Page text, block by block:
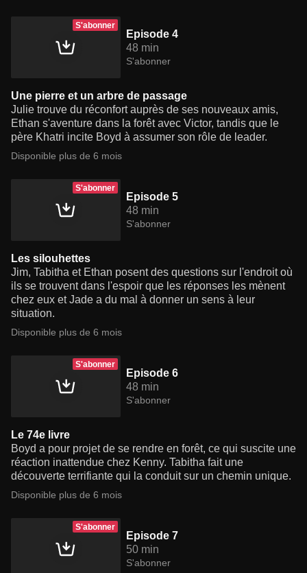
S'abonner
Episode 4
48 min
S'abonner
Une pierre et un arbre de passage
Julie trouve du réconfort auprès de ses nouveaux amis,
Ethan s'aventure dans la forêt avec Victor, tandis que le
père Khatri incite Boyd à assumer son rôle de leader.
Disponible plus de 6 mois
S'abonner
Episode 5
48 min
S'abonner
Les silouhettes
Jim, Tabitha et Ethan posent des questions sur l'endroit où
ils se trouvent dans l'espoir que les réponses les mènent
chez eux et Jade a du mal à donner un sens à leur
situation.
Disponible plus de 6 mois
S'abonner
Episode 6
48 min
S'abonner
Le 74e livre
Boyd a pour projet de se rendre en forêt, ce qui suscite une
réaction inattendue chez Kenny. Tabitha fait une
découverte terrifiante qui la conduit sur un chemin unique.
Disponible plus de 6 mois
S'abonner
Episode 7
50 min
S'abonner